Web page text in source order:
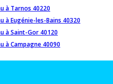
à Tarnos 40220
à Eugénie-les-Bains 40320
à Saint-Gor 40120
à Campagne 40090